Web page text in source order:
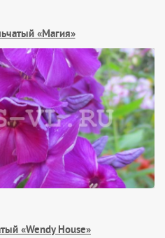
«Магия»
«Wendy House»